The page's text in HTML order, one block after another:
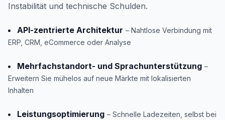
Instabilität und technische Schulden.
API-zentrierte Architektur – Nahtlose Verbindung mit
ERP, CRM, eCommerce oder Analyse
Mehrfachstandort- und Sprachunterstützung –
Erweitern Sie mühelos auf neue Märkte mit lokalisierten
Inhalten
Leistungsoptimierung – Schnelle Ladezeiten, selbst bei